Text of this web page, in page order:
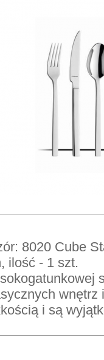
8020 Cube
ilość - 1 szt.
wnętrz
i są